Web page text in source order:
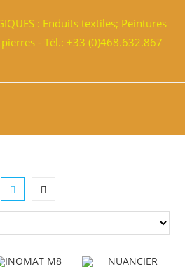
: Enduits textiles; Peintures
- Tél.: +33 (0)468.632.867